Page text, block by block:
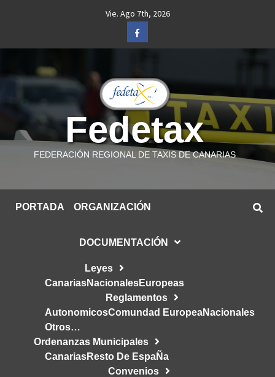
Vie. Ago 7th, 2026
Facebook
Fedetax
FEDERACIÓN REGIONAL DE TAXIS DE CANARIAS
PORTADA ORGANIZACIÓN
DOCUMENTACIÓN
Leyes
CanariasNacionalesEuropeas
Reglamentos
AutonomicosComundad EuropeaNacionales
Otros…
Ordenanzas Municipales
CanariasResto De EspaÑa
Convenios